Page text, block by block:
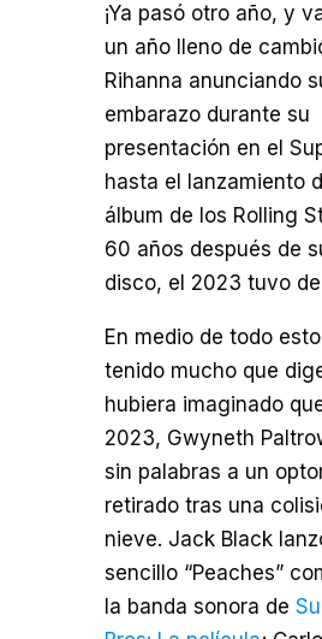
¡Ya pasó otro año, y
un año lleno de
Rihanna anunciando
embarazo durante su
presentación en el
hasta el lanzamiento
álbum de los Rolling
60 años después de
disco, el 2023 tuvo
En medio de todo
tenido mucho que
hubiera imaginado
2023, Gwyneth
sin palabras a un
retirado tras una
nieve. Jack Black
sencillo “Peaches”
la banda sonora de